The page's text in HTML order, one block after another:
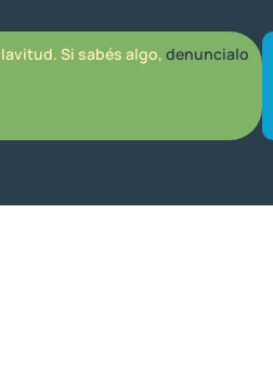
Si sabés algo, denuncialo